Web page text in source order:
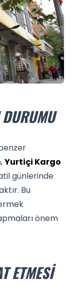
Yurtiçi Kargo
günlerinde
Bu
önem
ETMESI